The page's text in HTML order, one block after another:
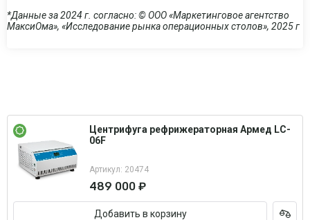
*Данные за 2024 г. согласно: © ООО «Маркетинговое агентство
МаксиОма», «Исследование рынка операционных столов», 2025 г
Центрифуга рефрижераторная Армед LC-
06F
Артикул: 20474
489 000 ₽
Добавить в корзину